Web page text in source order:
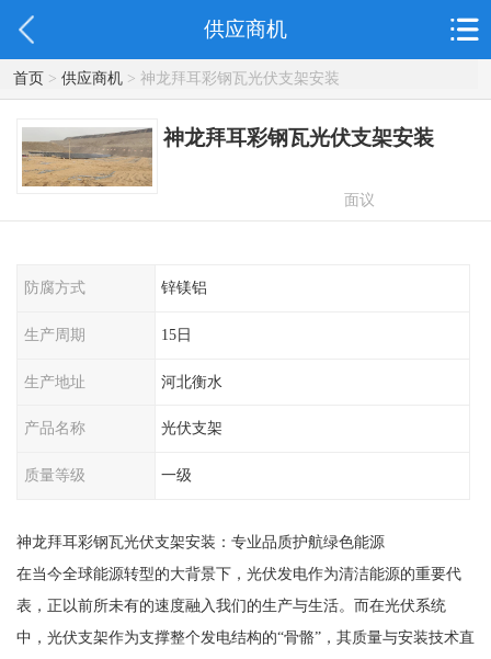
供应商机
首页> 供应商机> 神龙拜耳彩钢瓦光伏支架安装
神龙拜耳彩钢瓦光伏支架安装
面议
防腐方式 锌镁铝
生产周期 15日
生产地址 河北衡水
产品名称 光伏支架
质量等级 一级
神龙拜耳彩钢瓦光伏支架安装：专业品质护航绿色能源
在当今全球能源转型的大背景下，光伏发电作为清洁能源的重要代
表，正以前所未有的速度融入我们的生产与生活。而在光伏系统
中，光伏支架作为支撑整个发电结构的“骨骼”，其质量与安装技术直